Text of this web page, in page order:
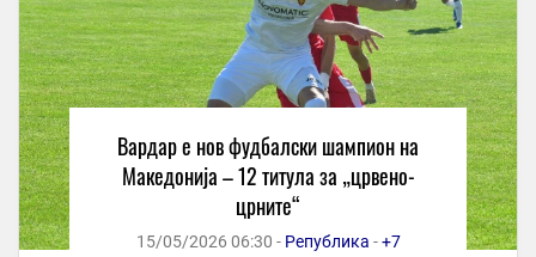
Вардар е нов фудбалски шампион на
Македонија – 12 титула за „црвено-
црните“
15/05/2026 06:30 - Република -+7